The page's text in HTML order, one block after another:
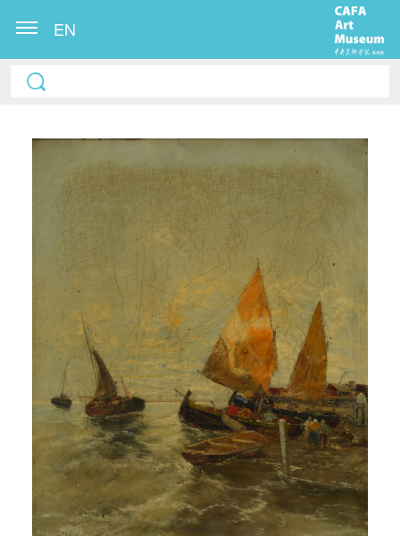
EN
快捷登录 帐号密码登录
手机号码
发送验证码
手机号码将作为您的登录账号
验证码